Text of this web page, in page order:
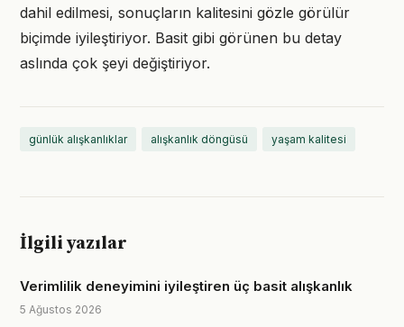
dahil edilmesi, sonuçların kalitesini gözle görülür
biçimde iyileştiriyor. Basit gibi görünen bu detay
aslında çok şeyi değiştiriyor.
günlük alışkanlıklar alışkanlık döngüsü yaşam kalitesi
İlgili yazılar
Verimlilik deneyimini iyileştiren üç basit alışkanlık
5 Ağustos 2026